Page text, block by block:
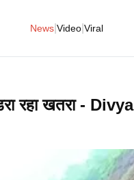
News Video Viral
रहा खतरा - Divya